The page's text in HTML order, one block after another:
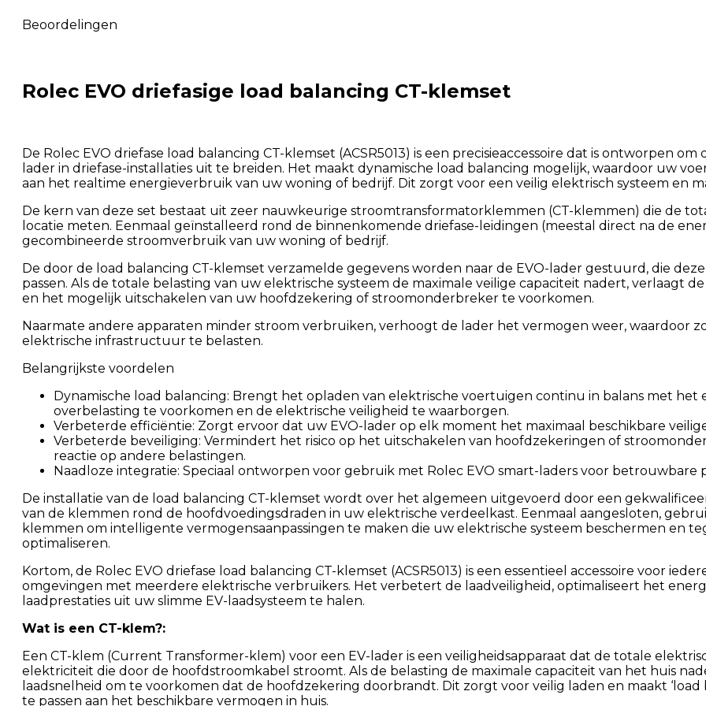
Beoordelingen
Rolec EVO driefasige load balancing CT-klemset
De Rolec EVO driefase load balancing CT-klemset (ACSR5013) is een precisieaccessoire dat is ontworpen
lader in driefase-installaties uit te breiden. Het maakt dynamische load balancing mogelijk, waardoor uw
aan het realtime energieverbruik van uw woning of bedrijf. Dit zorgt voor een veilig elektrisch systeem en
De kern van deze set bestaat uit zeer nauwkeurige stroomtransformatorklemmen (CT-klemmen) die de
locatie meten. Eenmaal geïnstalleerd rond de binnenkomende driefase-leidingen (meestal direct na de
gecombineerde stroomverbruik van uw woning of bedrijf.
De door de load balancing CT-klemset verzamelde gegevens worden naar de EVO-lader gestuurd, die
passen. Als de totale belasting van uw elektrische systeem de maximale veilige capaciteit nadert, verlaagt
en het mogelijk uitschakelen van uw hoofdzekering of stroomonderbreker te voorkomen.
Naarmate andere apparaten minder stroom verbruiken, verhoogt de lader het vermogen weer, waardoor
elektrische infrastructuur te belasten.
Belangrijkste voordelen
Dynamische load balancing: Brengt het opladen van elektrische voertuigen continu in balans met
overbelasting te voorkomen en de elektrische veiligheid te waarborgen.
Verbeterde efficiëntie: Zorgt ervoor dat uw EVO-lader op elk moment het maximaal beschikbare
Verbeterde beveiliging: Vermindert het risico op het uitschakelen van hoofdzekeringen of
reactie op andere belastingen.
Naadloze integratie: Speciaal ontworpen voor gebruik met Rolec EVO smart-laders voor betrouwbare
De installatie van de load balancing CT-klemset wordt over het algemeen uitgevoerd door een
van de klemmen rond de hoofdvoedingsdraden in uw elektrische verdeelkast. Eenmaal aangesloten,
klemmen om intelligente vermogensaanpassingen te maken die uw elektrische systeem beschermen en
optimaliseren.
Kortom, de Rolec EVO driefase load balancing CT-klemset (ACSR5013) is een essentieel accessoire voor
omgevingen met meerdere elektrische verbruikers. Het verbetert de laadveiligheid, optimaliseert het
laadprestaties uit uw slimme EV-laadsysteem te halen.
Wat is een CT-klem?:
Een CT-klem (Current Transformer-klem) voor een EV-lader is een veiligheidsapparaat dat de totale
elektriciteit die door de hoofdstroomkabel stroomt. Als de belasting de maximale capaciteit van het huis
laadsnelheid om te voorkomen dat de hoofdzekering doorbrandt. Dit zorgt voor veilig laden en maakt
te passen aan het beschikbare vermogen in huis.